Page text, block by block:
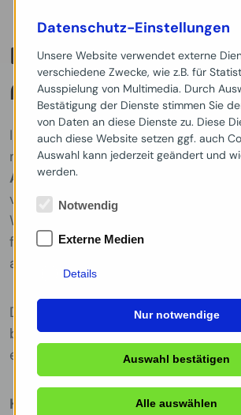
BRANCHEN &
ANWENDUNGEN
Im Laufe der letzten über 100 Jahre
mit den unterschiedlichsten
Anwendungen
viel gelernt!
Wir können
für nahezu alle Bereiche der
anbieten.
Das Ziel, die für jede Branche und
bestmögliche Lösung zu finden,
eine enge Partnerschaft mit unseren
Hier einige Beispiele von
Datenschutz-Einstellungen
Unsere Website verwendet externe
verschiedene Zwecke, wie z.B. für
Ausspielung von Multimedia. Durch
Bestätigung der Dienste stimmen Sie
von Daten an diese Dienste zu. Diese
auch diese Website setzen ggf. auch
Auswahl kann jederzeit geändert und
werden.
Notwendig
Externe Medien
Details
Nur notwendige
Auswahl bestätigen
Alle auswählen